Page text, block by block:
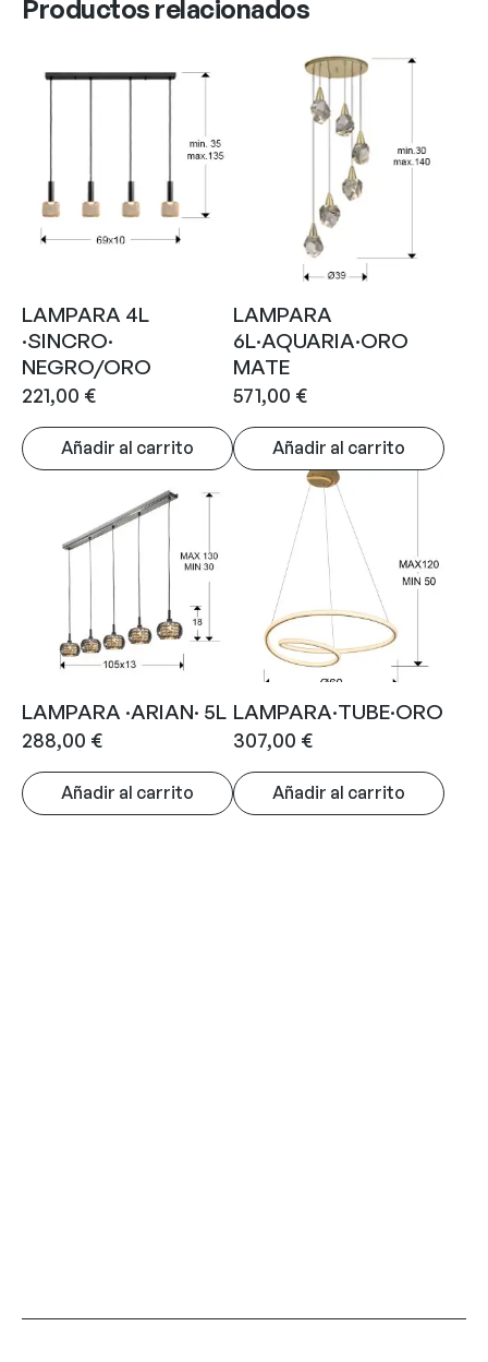
Productos relacionados
LAMPARA 4L
·SINCRO·
NEGRO/ORO
221,00 €
Añadir al carrito
LAMPARA
6L·AQUARIA·ORO
MATE
571,00 €
Añadir al carrito
LAMPARA ·ARIAN· 5L
288,00 €
Añadir al carrito
LAMPARA·TUBE·ORO
307,00 €
Añadir al carrito